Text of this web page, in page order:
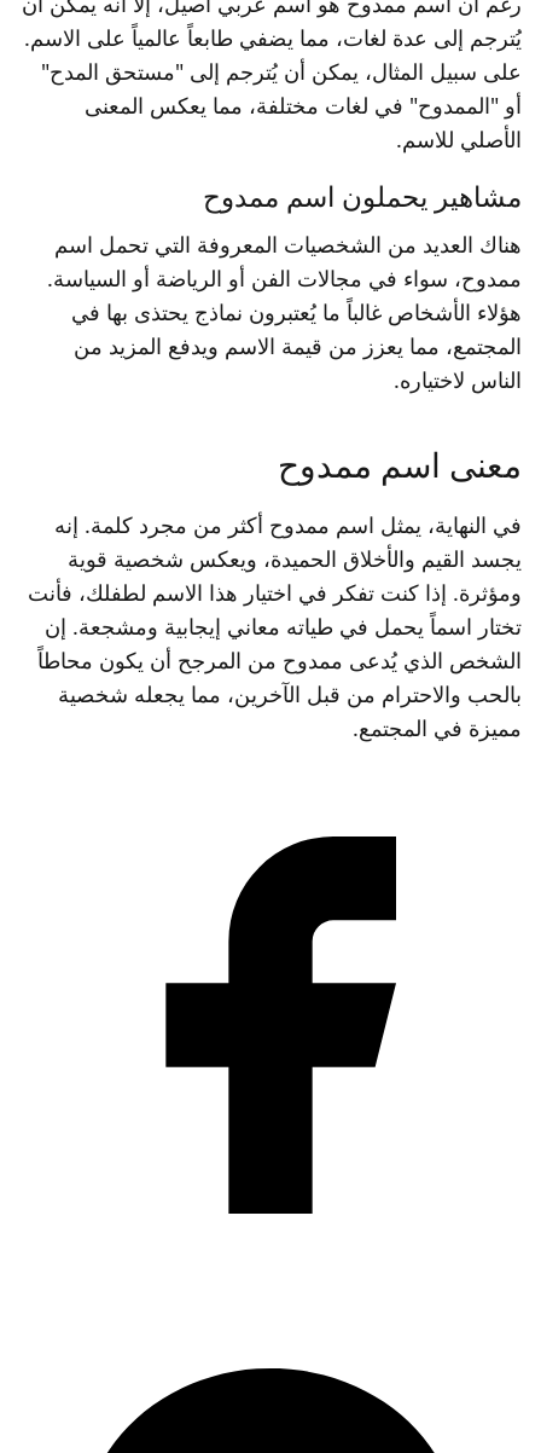
يُترجم إلى عدة لغات، مما يضفي طابعاً عالمياً على الاسم.
على سبيل المثال، يمكن أن يُترجم إلى "مستحق المدح"
أو "الممدوح" في لغات مختلفة، مما يعكس المعنى
الأصلي للاسم.
مشاهير يحملون اسم ممدوح
هناك العديد من الشخصيات المعروفة التي تحمل اسم
ممدوح، سواء في مجالات الفن أو الرياضة أو السياسة.
هؤلاء الأشخاص غالباً ما يُعتبرون نماذج يحتذى بها في
المجتمع، مما يعزز من قيمة الاسم ويدفع المزيد من
الناس لاختياره.
معنى اسم ممدوح
في النهاية، يمثل اسم ممدوح أكثر من مجرد كلمة. إنه
يجسد القيم والأخلاق الحميدة، ويعكس شخصية قوية
ومؤثرة. إذا كنت تفكر في اختيار هذا الاسم لطفلك، فأنت
تختار اسماً يحمل في طياته معاني إيجابية ومشجعة. إن
الشخص الذي يُدعى ممدوح من المرجح أن يكون محاطاً
بالحب والاحترام من قبل الآخرين، مما يجعله شخصية
مميزة في المجتمع.